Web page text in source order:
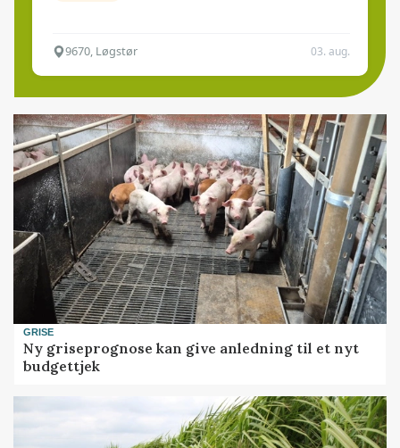
9670, Løgstør 03. aug.
GRISE
Ny griseprognose kan give anledning til et nyt
budgettjek